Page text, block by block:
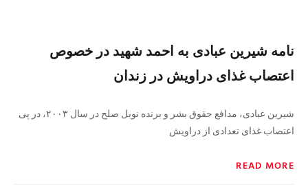
نامه شیرین عبادی به احمد شهید در خصوص
اعتصاب غذای دراویش در زندان
شیرین عبادی، مدافع حقوق بشر و برنده نوبل صلح در سال ۲۰۰۳، در پی
اعتصاب غذای تعدادی از دراویش
READ MORE